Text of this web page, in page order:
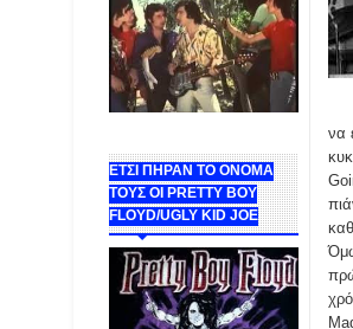
ΕΤΣΙ ΠΗΡΑΝ ΤΟ ΟΝΟΜΑ
ΤΟΥΣ ΟΙ PRETTY BOY
FLOYD/UGLY KID JOE
να